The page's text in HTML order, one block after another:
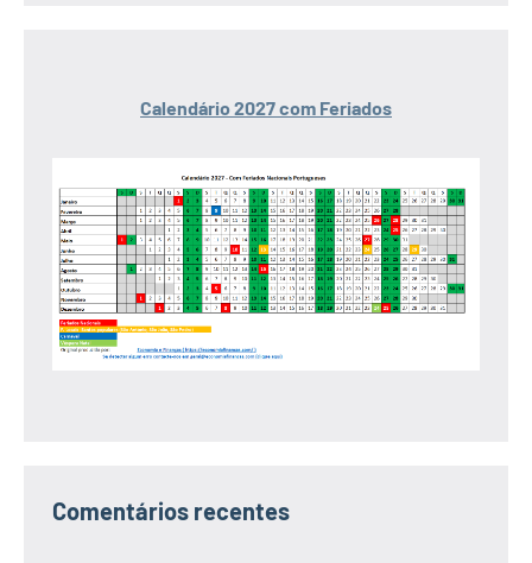
Calendário 2027 com Feriados
Comentários recentes